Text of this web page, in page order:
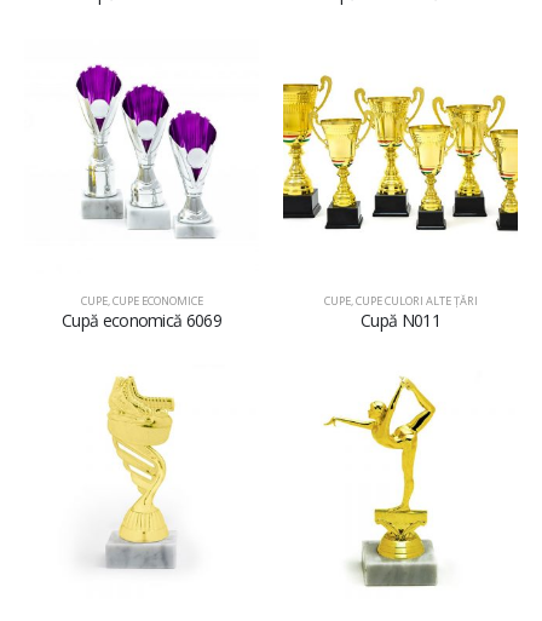
CUPE,CUPE ECONOMICE
Cupă economică 6069
CUPE,CUPE CULORI ALTE ȚĂRI
Cupă N011